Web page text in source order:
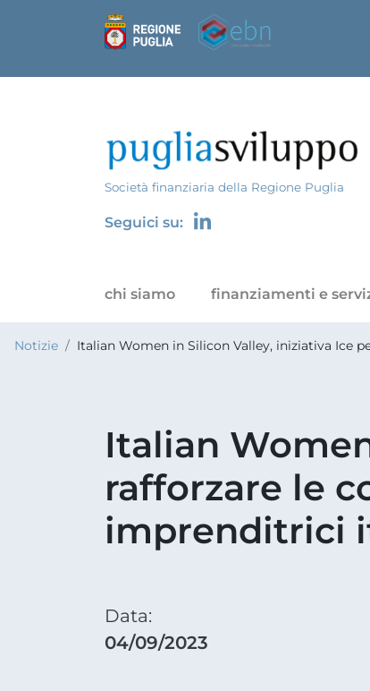
Società finanziaria della Regione Puglia
Seguici su:
chi siamo finanziamenti e
Notizie Italian Women in Silicon Valley, iniziativa Ice
Italian
rafforzare le
imprenditrici
Data:
04/09/2023